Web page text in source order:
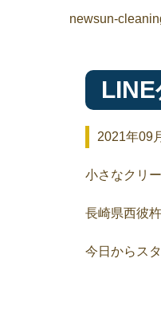
newsun-
2021年09
小さなクリ
長崎県西彼
今日からス